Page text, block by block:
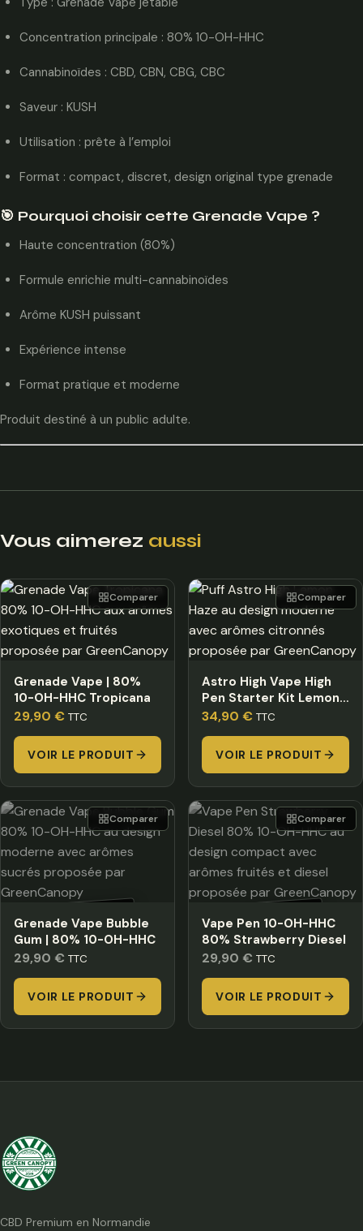
Concentration principale : 80% 10-OH-HHC
Cannabinoïdes : CBD, CBN, CBG, CBC
Saveur : KUSH
Utilisation : prête à l’emploi
Format : compact, discret, design original type grenade
🎯 Pourquoi choisir cette Grenade Vape ?
Haute concentration (80%)
Formule enrichie multi-cannabinoïdes
Arôme KUSH puissant
Expérience intense
Format pratique et moderne
Produit destiné à un public adulte.
Vous aimerez aussi
Grenade Vape | 80%
10-OH-HHC Tropicana
29,90 € TTC
VOIR LE PRODUIT
Comparer
Astro High Vape High
Pen Starter Kit Lemon
Haze
34,90 € TTC
VOIR LE PRODUIT
Comparer
HORS STOCK
Grenade Vape Bubble
Gum | 80% 10-OH-HHC
29,90 € TTC
VOIR LE PRODUIT
Comparer
HORS STOCK
Vape Pen 10-OH-HHC
80% Strawberry Diesel
29,90 € TTC
VOIR LE PRODUIT
Comparer
CBD Premium en Normandie